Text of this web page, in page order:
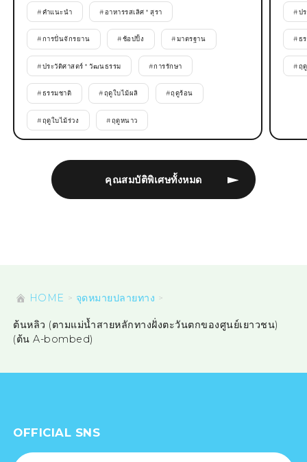
คุณสมบัติพิเศษทั้งหมด
#คำแนะนำ # อาหารรสเลิศ * สุรา
#การปั่นจักรยาน #ช้อปปิ้ง #มาตรฐาน
#ประวัติศาสตร์ * วัฒนธรรม #การรักษา
#ธรรมชาติ #ฤดูใบไม้ผลิ #ฤดูร้อน
#ฤดูใบไม้ร่วง #ฤดูหนาว
#ป
#ธ
#ฤ
HOME จุดหมายปลายทาง
ต้นหลิว (ตามแม่น้ำสายหลักทางฝั่งตะวันตกของศูนย์เยาวชน)
(ต้น A-bombed)
OFFICIAL SNS